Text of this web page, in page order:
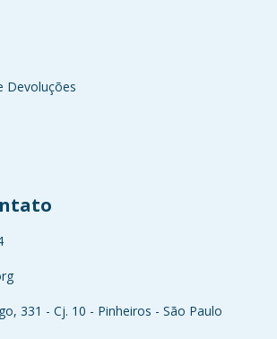
Devoluções
331 - Cj. 10 - Pinheiros - São Paulo